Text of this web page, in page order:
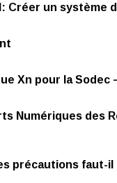
Créer un système
Xn pour la Sodec
Numériques des
précautions faut-il